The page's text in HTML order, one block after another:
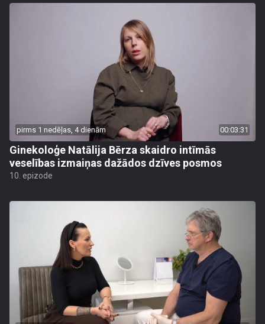
pirms 1 nedēļas, 4 dienām 00:03:31
Ginekoloģe Natālija Bērza skaidro intīmās
veselības izmaiņas dažādos dzīves posmos
10. epizode